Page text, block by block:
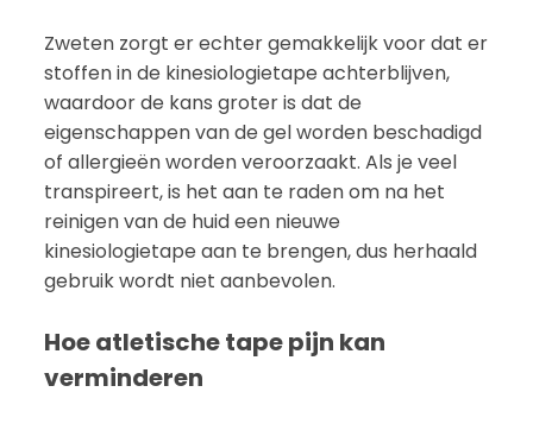
Zweten zorgt er echter gemakkelijk voor dat er
stoffen in de kinesiologietape achterblijven,
waardoor de kans groter is dat de
eigenschappen van de gel worden beschadigd
of allergieën worden veroorzaakt. Als je veel
transpireert, is het aan te raden om na het
reinigen van de huid een nieuwe
kinesiologietape aan te brengen, dus herhaald
gebruik wordt niet aanbevolen.
Hoe atletische tape pijn kan
verminderen